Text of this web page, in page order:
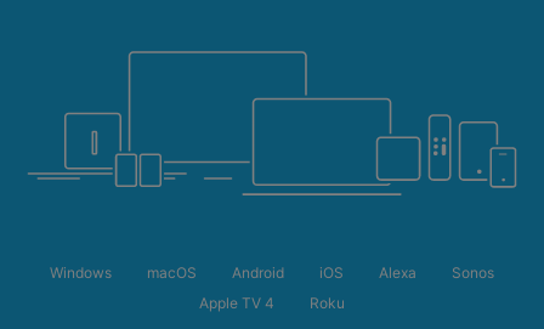
Windows macOS Android iOS Alexa
Sonos
Apple TV 4
Roku